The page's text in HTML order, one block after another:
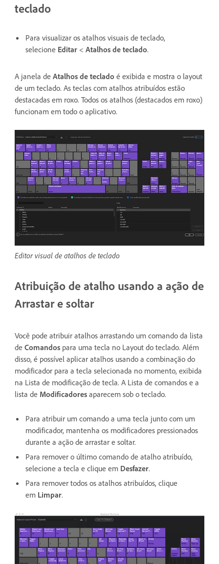
teclado
Para visualizar os atalhos visuais de teclado,
selecione Editar < Atalhos de teclado.
A janela de Atalhos de teclado é exibida e mostra o layout
de um teclado. As teclas com atalhos atribuídos estão
destacadas em roxo. Todos os atalhos (destacados em roxo)
funcionam em todo o aplicativo.
Editor visual de atalhos de teclado
Atribuição de atalho usando a ação de
Arrastar e soltar
Você pode atribuir atalhos arrastando um comando da lista
de Comandos para uma tecla no Layout do teclado. Além
disso, é possível aplicar atalhos usando a combinação do
modificador para a tecla selecionada no momento, exibida
na Lista de modificação de tecla. A Lista de comandos e a
lista de Modificadores aparecem sob o teclado.
Para atribuir um comando a uma tecla junto com um
modificador, mantenha os modificadores pressionados
durante a ação de arrastar e soltar.
Para remover o último comando de atalho atribuído,
selecione a tecla e clique em Desfazer.
Para remover todos os atalhos atribuídos, clique
em Limpar.